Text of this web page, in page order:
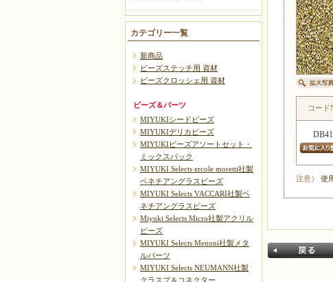
コード
注意） 使
カテゴリー一覧
新商品
ビーズステッチ用 資材
ビーズクロッシェ用 資材
ビーズ＆パーツ
MIYUKIシードビーズ
MIYUKIデリカビーズ
MIYUKIビーズアソートセット・
ミックスパック
MIYUKI Selects ercole moretti社製
ベネチアングラスビーズ
MIYUKI Selects VACCARI社製ベ
ネチアングラスビーズ
Miyuki Selects Micro社製アクリル
ビーズ
MIYUKI Selects Menoni社製メタ
ルパーツ
MIYUKI Selects NEUMANN社製
クラスプ＆コネクター